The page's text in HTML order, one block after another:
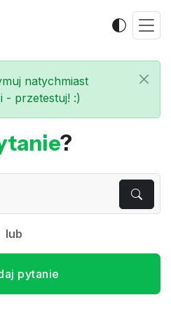
natychmiast
- przetestuj! :)
?
lub
pytanie